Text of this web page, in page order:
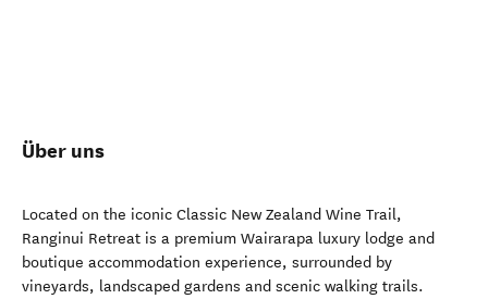
Über uns
Located on the iconic Classic New Zealand Wine Trail,
Ranginui Retreat is a premium Wairarapa luxury lodge and
boutique accommodation experience, surrounded by
vineyards, landscaped gardens and scenic walking trails.